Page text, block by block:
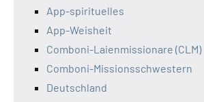
App-spirituelles
App-Weisheit
Comboni-Laienmissionare (CLM)
Comboni-Missionsschwestern
Deutschland